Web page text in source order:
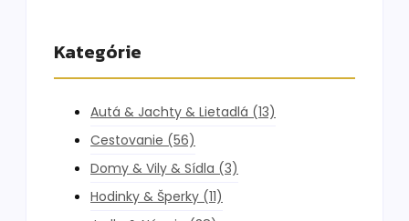
Kategórie
Autá & Jachty & Lietadlá (13)
Cestovanie (56)
Domy & Vily & Sídla (3)
Hodinky & Šperky (11)